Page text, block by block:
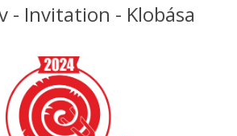
- Invitation - Klobása